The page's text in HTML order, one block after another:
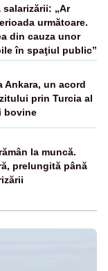
„Ar
următoare.
din cauza unor
în spaţiul public”
Ankara, un acord
prin Turcia al
bovine
la muncă.
prelungită până